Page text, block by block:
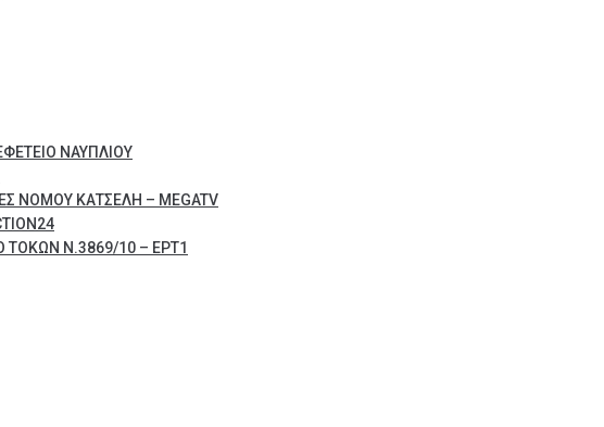
ΝΑΥΠΛΙΟΥ
ΝΟΜΟΥ ΚΑΤΣΕΛΗ – MEGATV
Ν.3869/10 – ΕΡΤ1